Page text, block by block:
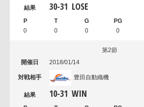
30-31 LOSE
0 0 0 0
第2節
2018/01/14
豊田自動織機
10-31 WIN